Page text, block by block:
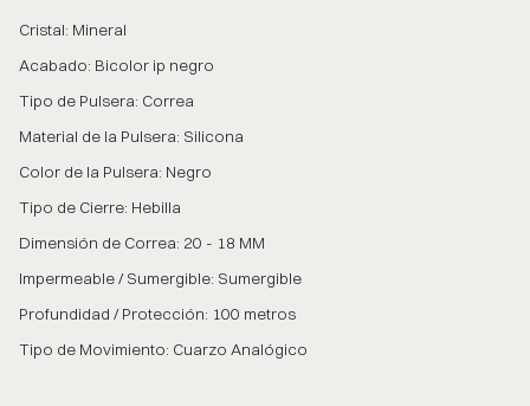
Cristal: Mineral
Acabado: Bicolor ip negro
Tipo de Pulsera: Correa
Material de la Pulsera: Silicona
Color de la Pulsera: Negro
Tipo de Cierre: Hebilla
Dimensión de Correa: 20 - 18 MM
Impermeable / Sumergible: Sumergible
Profundidad / Protección: 100 metros
Tipo de Movimiento: Cuarzo Analógico